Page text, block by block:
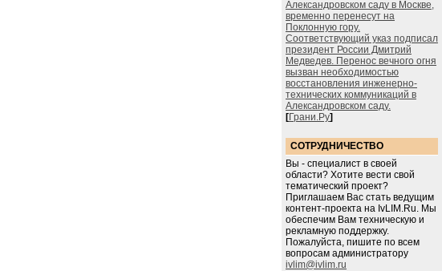
Александровском саду в Москве,
временно перенесут на
Поклонную гору.
Соответствующий указ подписал
президент России Дмитрий
Медведев. Перенос вечного огня
вызван необходимостью
восстановления инженерно-
технических коммуникаций в
Александровском саду.
[Грани.Ру]
СОТРУДНИЧЕСТВО
Вы - специалист в своей
области? Хотите вести свой
тематический проект?
Приглашаем Вас стать ведущим
контент-проекта на IvLIM.Ru. Мы
обеспечим Вам техническую и
рекламную поддержку.
Пожалуйста, пишите по всем
вопросам администратору
ivlim@ivlim.ru